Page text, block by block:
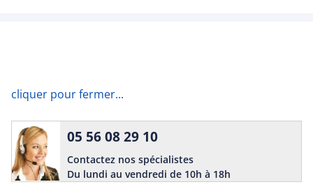
cliquer pour fermer...
05 56 08 29 10
Contactez nos spécialistes
Du lundi au vendredi de 10h à 18h